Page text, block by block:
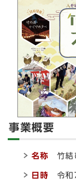
事業概要
名称 竹
日時 令